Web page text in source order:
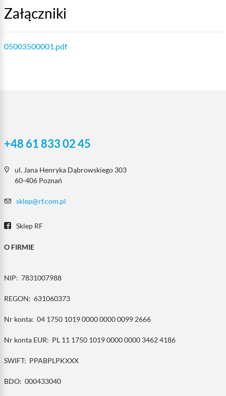
Załączniki
05003500001.pdf
+48 61 833 02 45
ul. Jana Henryka Dąbrowskiego 303
60-406 Poznań
sklep@rf.com.pl
Sklep RF
O FIRMIE
NIP: 7831007988
REGON: 631060373
Nr konta: 04 1750 1019 0000 0000 0099 2666
Nr konta EUR: PL 11 1750 1019 0000 0000 3462 4186
SWIFT: PPABPLPKXXX
BDO: 000433040